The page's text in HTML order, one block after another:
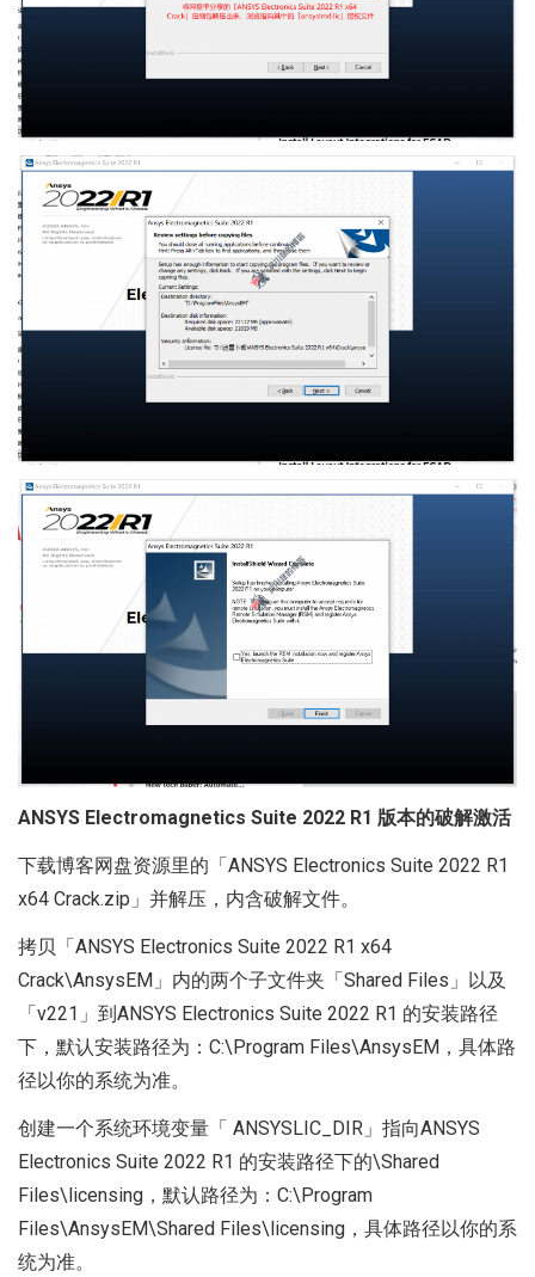
ANSYS Electromagnetics Suite 2022 R1 版本的破解激活
下载博客网盘资源里的「ANSYS Electronics Suite 2022 R1
x64 Crack.zip」并解压，内含破解文件。
拷贝「ANSYS Electronics Suite 2022 R1 x64
Crack\AnsysEM」内的两个子文件夹「Shared Files」以及
「v221」到ANSYS Electronics Suite 2022 R1 的安装路径
下，默认安装路径为：C:\Program Files\AnsysEM，具体路
径以你的系统为准。
创建一个系统环境变量「 ANSYSLIC_DIR」指向ANSYS
Electronics Suite 2022 R1 的安装路径下的\Shared
Files\licensing，默认路径为：C:\Program
Files\AnsysEM\Shared Files\licensing，具体路径以你的系
统为准。